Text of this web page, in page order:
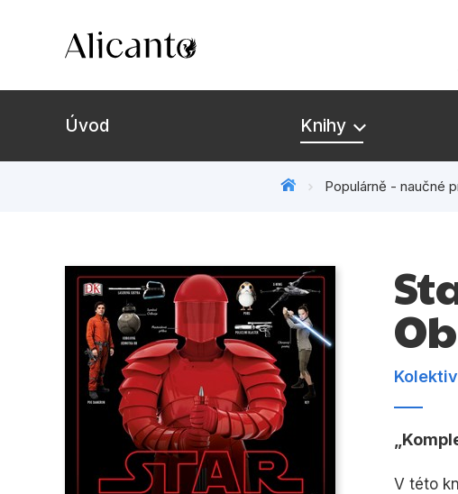
Úvod Knihy
Připravujeme
Bestsellery
Tipy redakce
Populárně - naučné
Kolektiv
V této